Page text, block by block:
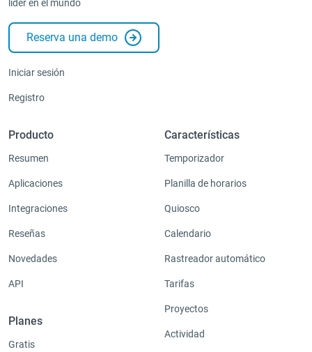
líder en el mundo
Reserva una demo
Iniciar sesión
Registro
Producto
Resumen
Aplicaciones
Integraciones
Reseñas
Novedades
API
Planes
Gratis
Características
Temporizador
Planilla de horarios
Quiosco
Calendario
Rastreador automático
Tarifas
Proyectos
Actividad